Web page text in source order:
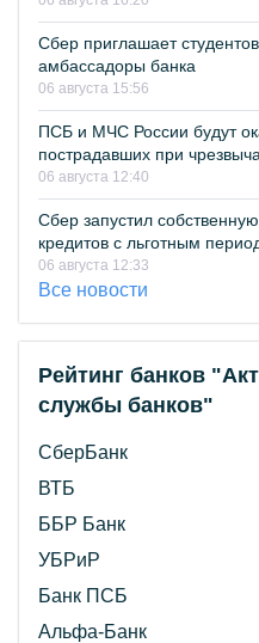
Сбер приглашает
амбассадоры банка
06 августа 15:56
ПСБ и МЧС России будут
пострадавших при
06 августа 12:40
Сбер запустил
кредитов с льготным
06 августа 12:33
Все новости
Рейтинг банков
службы банков"
СберБанк
ВТБ
ББР Банк
УБРиР
Банк ПСБ
Альфа-Банк